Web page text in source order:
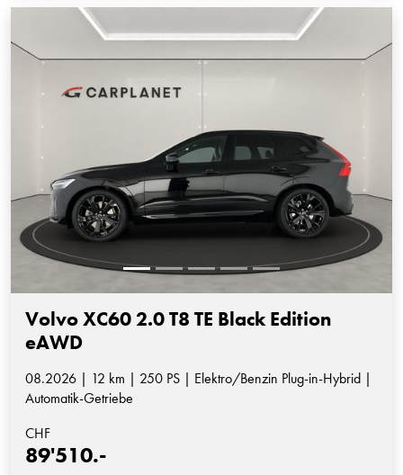
Volvo XC60 2.0 T8 TE Black Edition
eAWD
08.2026 | 12 km | 250 PS | Elektro/Benzin Plug-in-Hybrid |
Automatik-Getriebe
CHF
89'510.-